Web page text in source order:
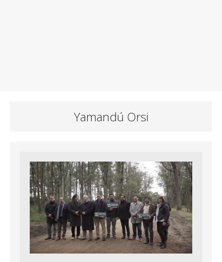
Yamandú Orsi